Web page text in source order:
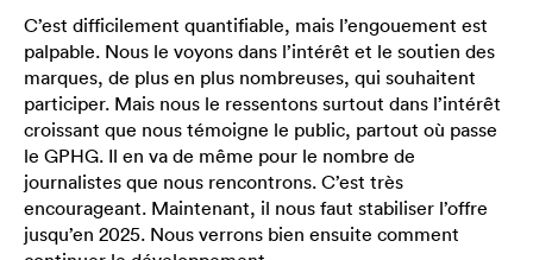
C’est difficilement quantifiable, mais l’engouement est
palpable. Nous le voyons dans l’intérêt et le soutien des
marques, de plus en plus nombreuses, qui souhaitent
participer. Mais nous le ressentons surtout dans l’intérêt
croissant que nous témoigne le public, partout où passe
le GPHG. Il en va de même pour le nombre de
journalistes que nous rencontrons. C’est très
encourageant. Maintenant, il nous faut stabiliser l’offre
jusqu’en 2025. Nous verrons bien ensuite comment